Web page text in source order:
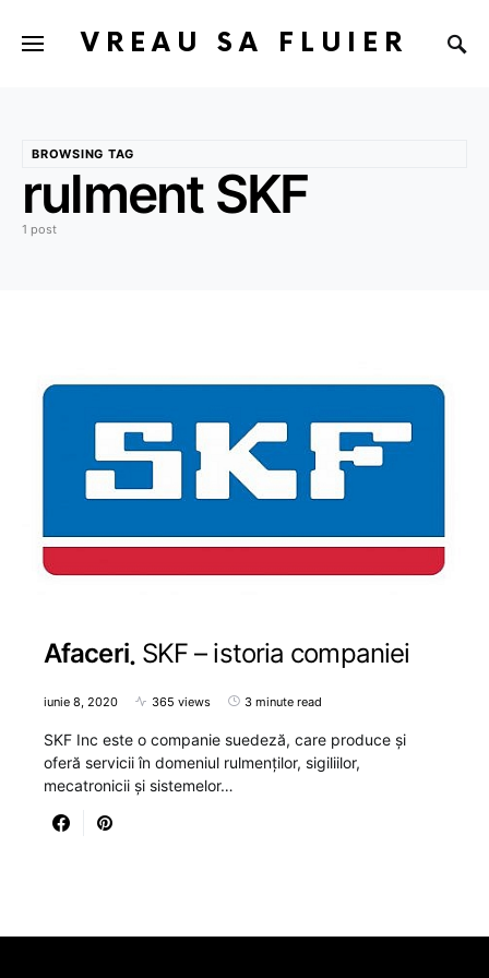
VREAU SA FLUIER
BROWSING TAG
rulment SKF
1 post
Afaceri SKF – istoria companiei
iunie 8, 2020 365 views 3 minute read
SKF Inc este o companie suedeză, care produce și
oferă servicii în domeniul rulmenților, sigiliilor,
mecatronicii și sistemelor…